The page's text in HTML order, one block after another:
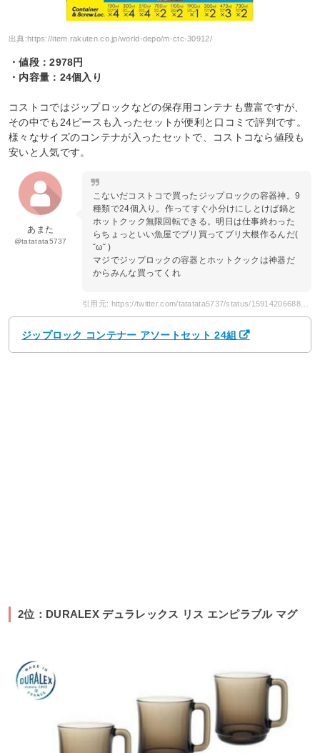
出典:https://item.rakuten.co.jp/world-depo/m-ctc-30912/
・値段：2978円
・内容量：24個入り
コストコではジップロックなどの保存用コンテナも豊富ですが、
その中でも24ピースも入ったセットが便利と口コミで評判です。
様々なサイズのコンテナが入ったセットで、コストコなら値段も
安いと人気です。
あまた
@tatatata5737
こないだコストコで買ったジップロックの容器神。9
種類で24個入り。作ってすぐ小分けにしとけば鍋と
ホットクック無限回転できる。明日は仕事終わった
らちょっといい魚屋でブリ買ってブリ大根作るんだ(
˘ω˘ )
マジでジップロックの容器とホットクックは神器だ
からみんな買ってくれ
引用元: https://twitter.com/tatatata5737/status/1591420668880760832
ジップロック コンテナー アソートセット 24組
2位：DURALEX デュラレックス リス エンピラブル マグ